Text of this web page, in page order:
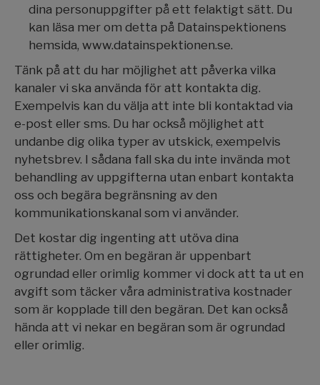
dina personuppgifter på ett felaktigt sätt. Du
kan läsa mer om detta på Datainspektionens
hemsida, www.datainspektionen.se.
Tänk på att du har möjlighet att påverka vilka
kanaler vi ska använda för att kontakta dig.
Exempelvis kan du välja att inte bli kontaktad via
e-post eller sms. Du har också möjlighet att
undanbe dig olika typer av utskick, exempelvis
nyhetsbrev. I sådana fall ska du inte invända mot
behandling av uppgifterna utan enbart kontakta
oss och begära begränsning av den
kommunikationskanal som vi använder.
Det kostar dig ingenting att utöva dina
rättigheter. Om en begäran är uppenbart
ogrundad eller orimlig kommer vi dock att ta ut en
avgift som täcker våra administrativa kostnader
som är kopplade till den begäran. Det kan också
hända att vi nekar en begäran som är ogrundad
eller orimlig.